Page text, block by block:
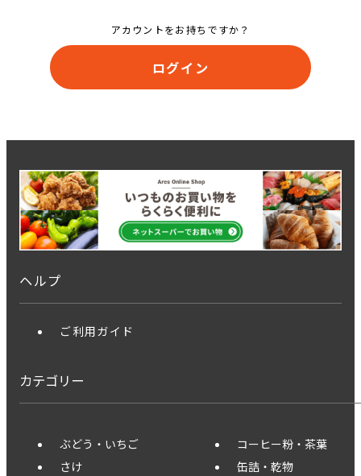
アカウントをお持ちですか？
ログイン
ヘルプ
ご利用ガイド
カテゴリー
ぶどう・いちご
さけ
コーヒー粉・茶葉
缶詰・乾物